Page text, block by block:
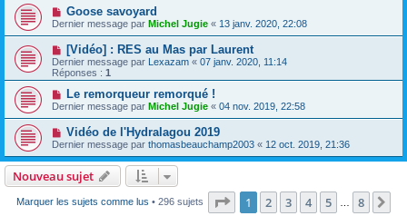
Goose savoyard
Dernier message par Michel Jugie « 13 janv. 2020, 22:08
[Vidéo] : RES au Mas par Laurent
Dernier message par Lexazam « 07 janv. 2020, 11:14
Réponses : 1
Le remorqueur remorqué !
Dernier message par Michel Jugie « 04 nov. 2019, 22:58
Vidéo de l'Hydralagou 2019
Dernier message par thomasbeauchamp2003 « 12 oct. 2019, 21:36
Nouveau sujet
Marquer les sujets comme lus • 296 sujets Page 1sur8
1 2 3 4 5 8